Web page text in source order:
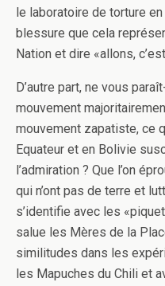
le laboratoire de torture
blessure que cela
Nation et dire «allons,
D’autre part, ne vous
mouvement
mouvement zapatiste, ce
Equateur et en Bolivie
l’admiration ? Que l’on
qui n’ont pas de terre et
s’identifie avec les
salue les Mères de la
similitudes dans les
les Mapuches du Chili et